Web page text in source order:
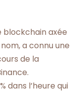
blockchain axée
a connu une
de la
dans l’heure qui